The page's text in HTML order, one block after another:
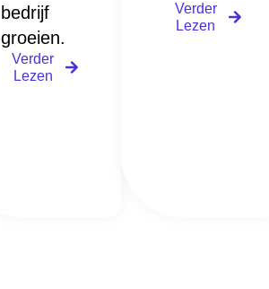
bedrijf
groeien.
Verder
Lezen
Verder
Lezen